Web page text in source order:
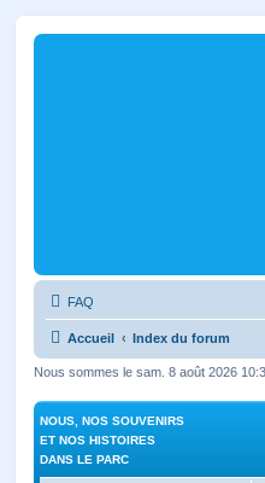
FAQ
Accueil Index du forum
Nous sommes le sam. 8 août 2026
NOUS, NOS SOUVENIRS
ET NOS HISTOIRES
DANS LE PARC